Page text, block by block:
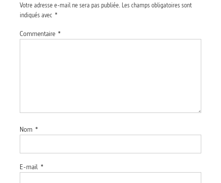
Votre adresse e-mail ne sera pas publiée. Les champs obligatoires sont
indiqués avec *
Commentaire *
Nom *
E-mail *